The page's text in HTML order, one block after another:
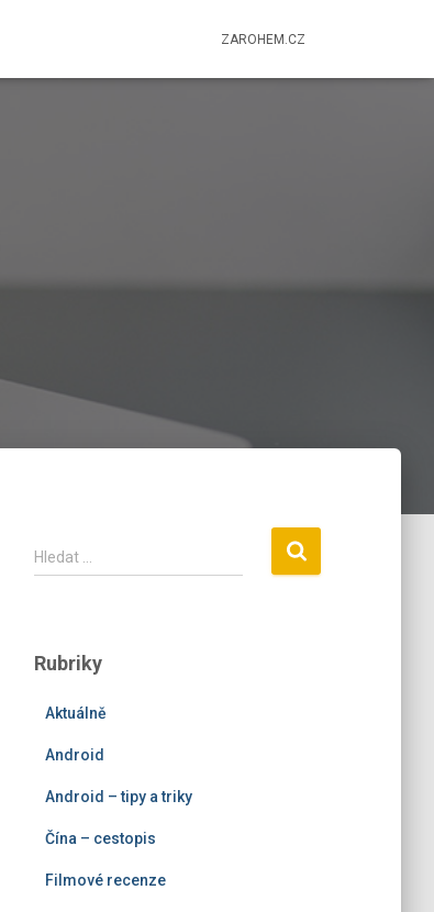
ZAROHEM.CZ
V
y
d
Hledat …
Rubriky
Aktuálně
Android
Android – tipy a triky
Čína – cestopis
Filmové recenze